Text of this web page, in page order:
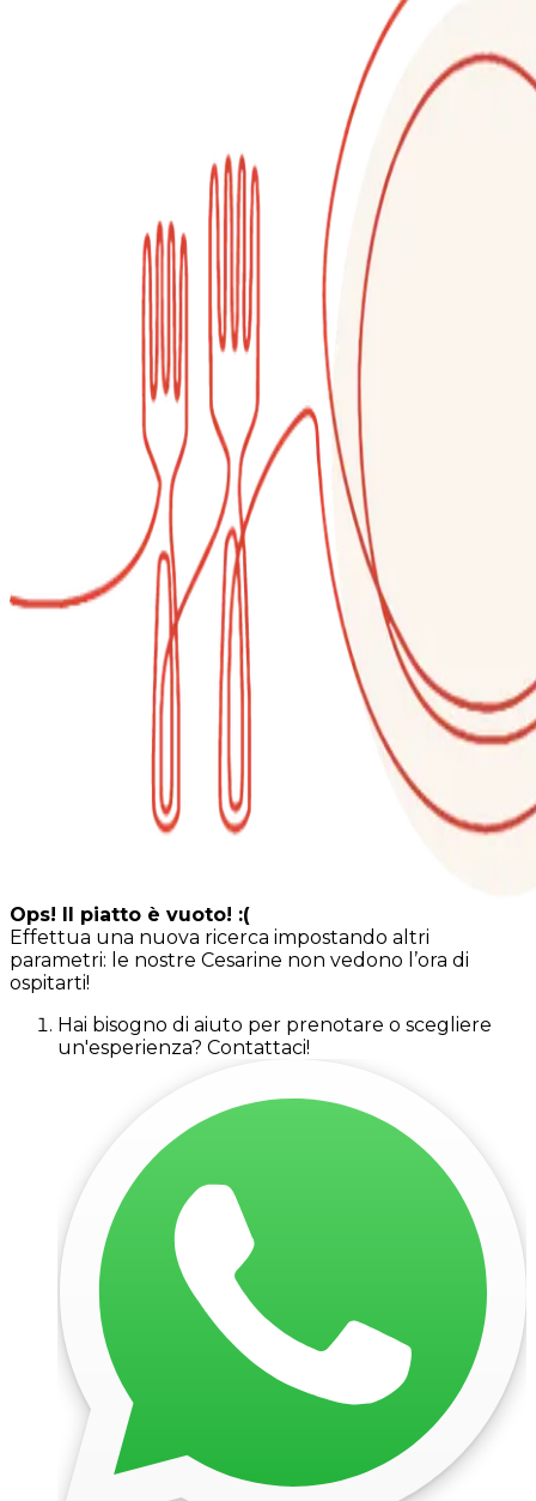
Ops! Il piatto è vuoto! :(
Effettua una nuova ricerca impostando altri
parametri: le nostre Cesarine non vedono l’ora di
ospitarti!
Hai bisogno di aiuto per prenotare o scegliere
un'esperienza? Contattaci!